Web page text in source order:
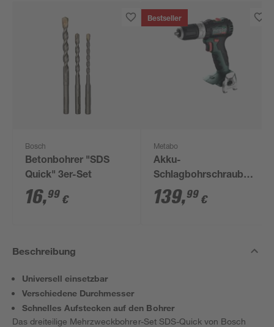
Bosch
Betonbohrer "SDS
Quick" 3er-Set
16,99 €
Bestseller
Metabo
Akku-
Schlagbohrschrauber
'SB 18 L BL' 18 V ohne
Akku und Ladegerät
139,99 €
Beschreibung
Universell einsetzbar
Verschiedene Durchmesser
Schnelles Aufstecken auf den Bohrer
Das dreiteilige Mehrzweckbohrer-Set SDS-Quick von Bosch